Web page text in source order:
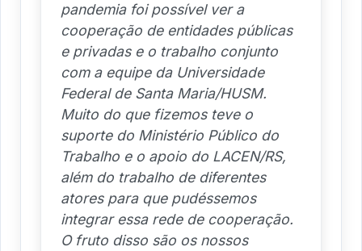
pandemia foi possível ver a
cooperação de entidades públicas
e privadas e o trabalho conjunto
com a equipe da Universidade
Federal de Santa Maria/HUSM.
Muito do que fizemos teve o
suporte do Ministério Público do
Trabalho e o apoio do LACEN/RS,
além do trabalho de diferentes
atores para que pudéssemos
integrar essa rede de cooperação.
O fruto disso são os nossos